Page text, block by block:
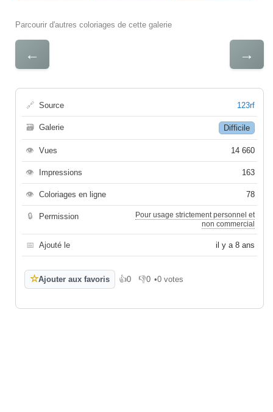
Parcourir d'autres coloriages de cette galerie
← →
🔗 Source 123rf
🗃 Galerie Difficile
👁 Vues 14 660
👁 Impressions 163
👁 Coloriages en ligne 78
🔒 Permission
Pour usage strictement personnel et
non commercial
📅 Ajouté le il y a 8 ans
☆Ajouter aux favoris 👍0
J'aime 👎0
Je n'aime pas
•0 votes